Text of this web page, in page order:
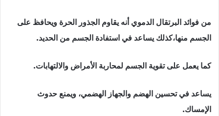
من فوائد البرتقال الدموي أنه يقاوم الجذور الحرة ويحافظ على
الجسم منها،كذلك يساعد في استفادة الجسم من الحديد.
كما يعمل على تقوية الجسم لمحاربة الأمراض والالتهابات.
يساعد في تحسين الهضم والجهاز الهضمي، ويمنع حدوث
الإمساك.